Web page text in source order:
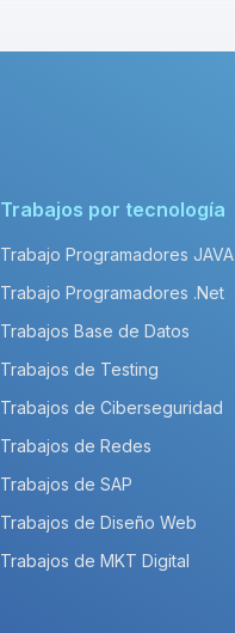
Trabajos por tecnología
Trabajo Programadores JAVA
Trabajo Programadores .Net
Trabajos Base de Datos
Trabajos de Testing
Trabajos de Ciberseguridad
Trabajos de Redes
Trabajos de SAP
Trabajos de Diseño Web
Trabajos de MKT Digital